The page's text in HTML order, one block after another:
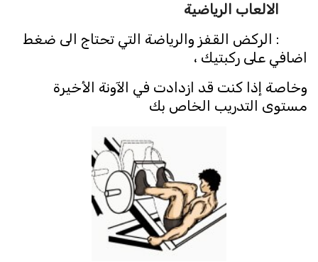
الالعاب الرياضية
: الركض القفز والرياضة التي تحتاج الى ضغط
اضافي على ركبتيك ،
وخاصة إذا كنت قد ازدادت في الآونة الأخيرة
مستوى التدريب الخاص بك